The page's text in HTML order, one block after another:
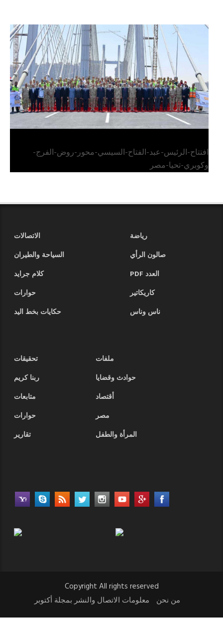
الرئيس عبد الفتاح السيسي يفتتح محور روض الفرج
وكوبري تحيا مصر
افتتاح-الرئيس-عبد-الفتاح-السيسي-محور-روض-الفرج-
وكوبري-تحيا-مصر
رياضة
الاتصالات
صالون الرأي
السياحة والطيران
العدد PDF
كلام جرايد
كاريكاتير
حوارات
ناس وناس
حكايات بخط اليد
ملفات
تحقيقات
حوادث وقضايا
ربنا كريم
أقتصاد
متابعات
مصر
حوارات
المرأة والطفل
تقارير
Copyright All rights reserved
من نحن
معلومات الاتصال والنشر بمجلة أكتوبر